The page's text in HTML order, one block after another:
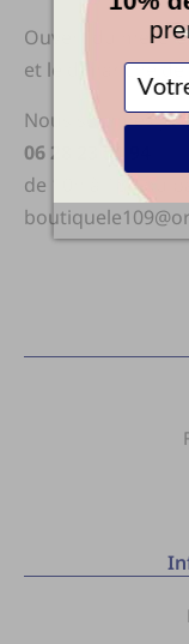
Ouvert du
et le dimanche de
Nous sommes
06 28 23 51 94
de 10h à 18h ou